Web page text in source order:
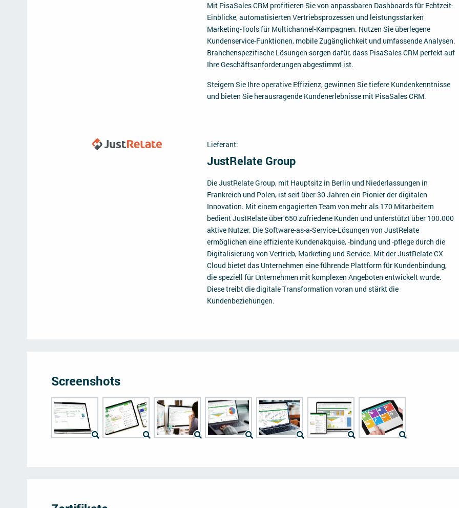
Mit PisaSales CRM profitieren Sie von anpassbaren Dashboards für Echtzeit-
Einblicke, automatisierten Vertriebsprozessen und leistungsstarken
Marketing-Tools für Multichannel-Kampagnen. Nutzen Sie überlegene
Kundenservice-Funktionen, mobile Zugänglichkeit und umfassende Analysen.
Branchenspezifische Lösungen sorgen dafür, dass PisaSales CRM perfekt auf
Ihre Geschäftsanforderungen abgestimmt ist.
Steigern Sie Ihre operative Effizienz, gewinnen Sie tiefere Kundenkenntnisse
und bieten Sie herausragende Kundenerlebnisse mit PisaSales CRM.
Lieferant:
JustRelate Group
Die JustRelate Group, mit Hauptsitz in Berlin und Niederlassungen in
Frankreich und Polen, ist seit über 30 Jahren ein Pionier der digitalen
Innovation. Mit einem engagierten Team von mehr als 170 Mitarbeitern
bedient JustRelate über 650 zufriedene Kunden und unterstützt über 100.000
aktive Nutzer. Die Software-as-a-Service-Lösungen von JustRelate
ermöglichen eine effiziente Kundenakquise, -bindung und -pflege durch die
Digitalisierung von Vertrieb, Marketing und Service. Mit der JustRelate CX
Cloud bietet das Unternehmen eine führende Plattform für Kundenbindung,
die speziell für Unternehmen mit komplexen Angeboten entwickelt wurde.
Diese treibt die digitale Transformation voran und stärkt die
Kundenbeziehungen.
Screenshots